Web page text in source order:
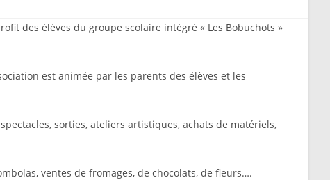
des élèves du groupe scolaire intégré « Les Bobuchots »
est animée par les parents des élèves et les
sorties, ateliers artistiques, achats de matériels,
ventes de fromages, de chocolats, de fleurs….